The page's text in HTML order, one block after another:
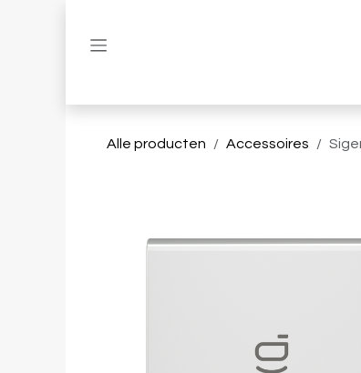
Alle producten Accessoires